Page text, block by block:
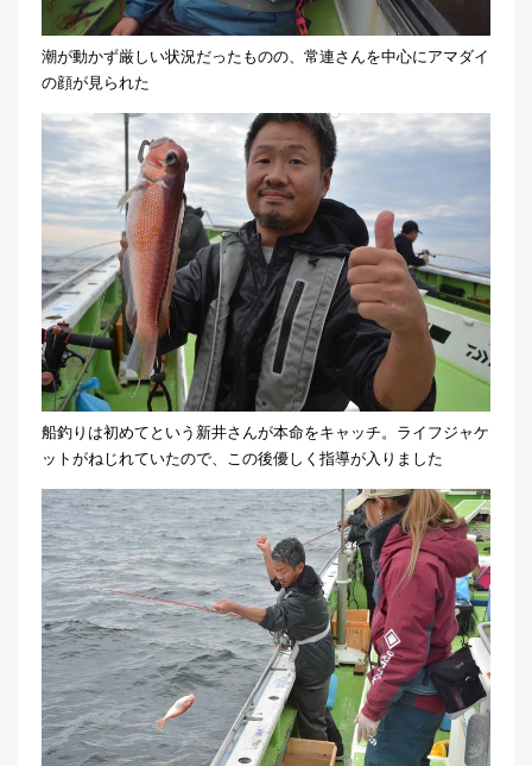
潮が動かず厳しい状況だったものの、常連さんを中心にアマダイ
の顔が見られた
船釣りは初めてという新井さんが本命をキャッチ。ライフジャケ
ットがねじれていたので、この後優しく指導が入りました